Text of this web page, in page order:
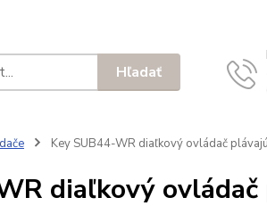
Hľadať
Key SUB44-WR diaľkový ovládač
diaľkový